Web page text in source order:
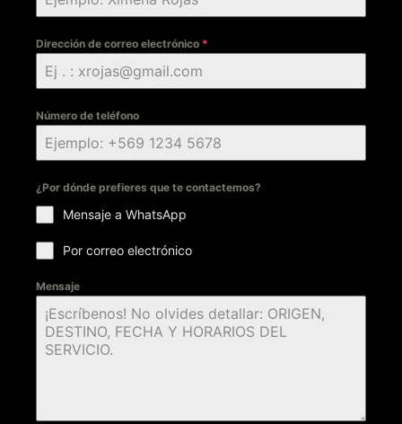
Dirección de correo electrónico *
Número de teléfono
¿Por dónde prefieres que te contactemos?
Mensaje a WhatsApp
Por correo electrónico
Mensaje